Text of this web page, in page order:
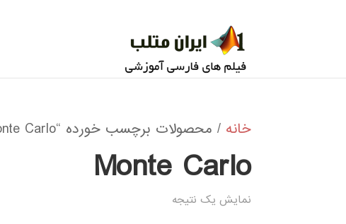
خانه / محصولات برچسب خورده “Monte Carlo”
Monte Carlo
نمایش یک نتیجه